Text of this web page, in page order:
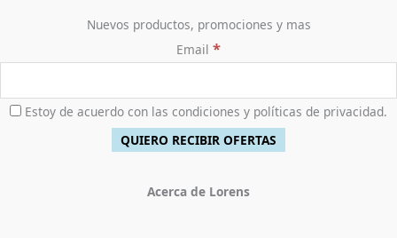
Nuevos productos, promociones y mas
Email *
Estoy de acuerdo con las condiciones y políticas de privacidad.
Acerca de Lorens